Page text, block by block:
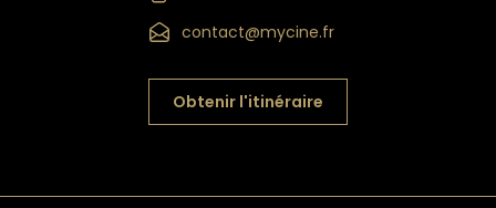
contact@mycine.fr
Obtenir l'itinéraire